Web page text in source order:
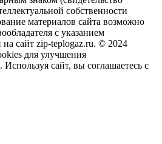
собственности
материалов сайта возможно
с указанием
сайт zip-teplogaz.ru. © 2024
для улучшения
Используя сайт, вы соглашаетесь с